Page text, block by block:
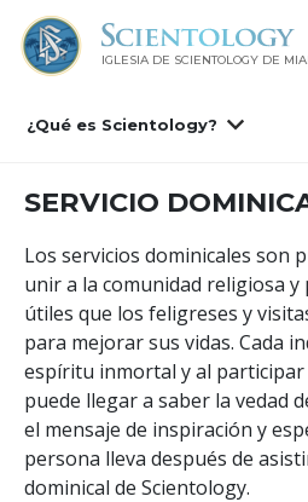
IGLESIA DE SCIENTOLOGY DE
¿Qué es Scientology?
SERVICIO
Los servicios dominicales son
unir a la comunidad religiosa
útiles que los feligreses y
para mejorar sus vidas. Cada
espíritu inmortal y al participar
puede llegar a saber la vedad
el mensaje de inspiración y
persona lleva después de
dominical de Scientology.